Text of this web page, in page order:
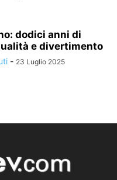
dodici anni di
e divertimento
- 23 Luglio 2025